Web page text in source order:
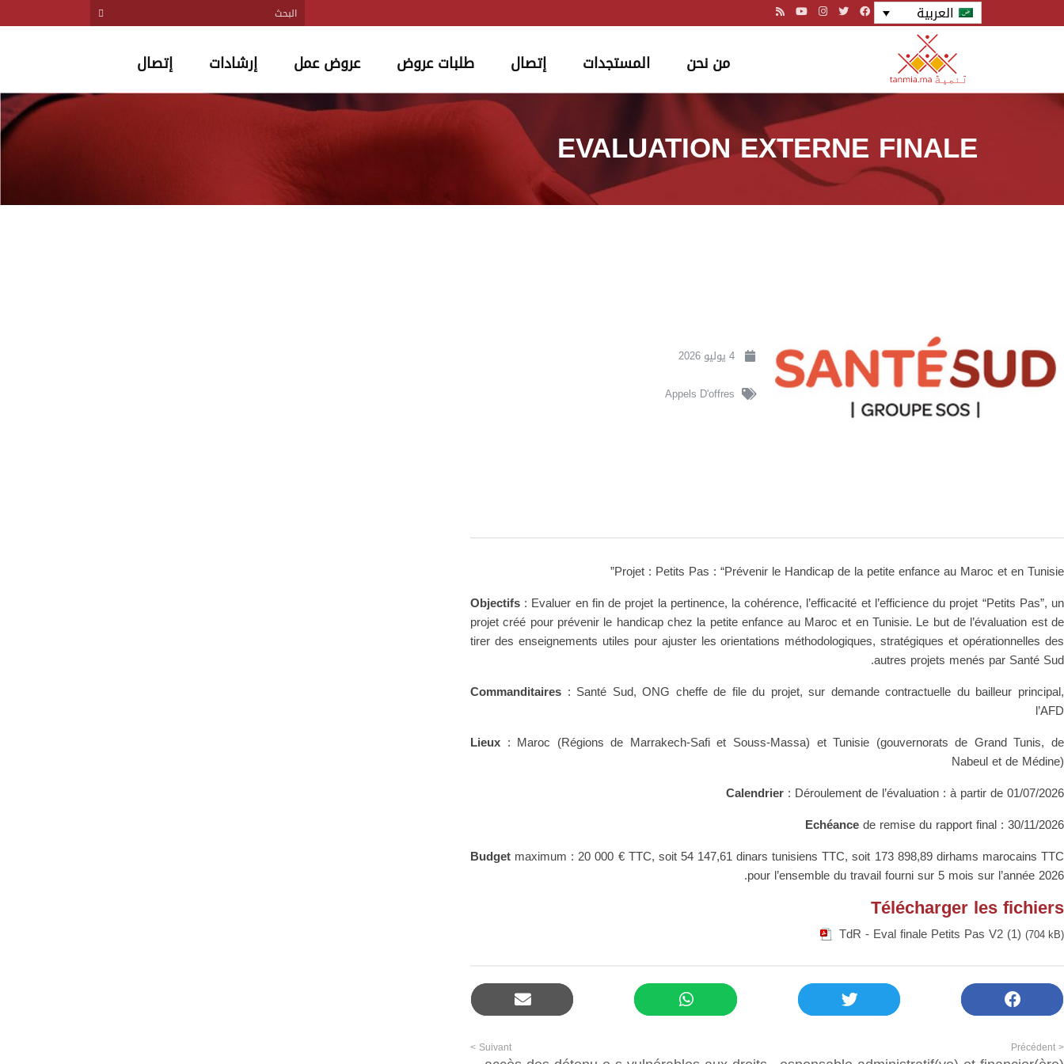
العربية
من نحن المستجدات إتصال طلبات عروض عروض عمل إرشادات إتصال
EVALUATION EXTERNE FINALE
4 يوليو 2026
Appels D'offres
Projet : Petits Pas : “Prévenir le Handicap de la petite enfance au Maroc et en Tunisie”
Objectifs : Evaluer en fin de projet la pertinence, la cohérence, l’efficacité et l’efficience du projet “Petits Pas”, un
projet créé pour prévenir le handicap chez la petite enfance au Maroc et en Tunisie. Le but de l’évaluation est de
tirer des enseignements utiles pour ajuster les orientations méthodologiques, stratégiques et opérationnelles des
autres projets menés par Santé Sud.
Commanditaires : Santé Sud, ONG cheffe de file du projet, sur demande contractuelle du bailleur principal,
l’AFD
Lieux : Maroc (Régions de Marrakech-Safi et Souss-Massa) et Tunisie (gouvernorats de Grand Tunis, de
Nabeul et de Médine)
Calendrier : Déroulement de l’évaluation : à partir de 01/07/2026
Echéancede remise du rapport final : 30/11/2026
Budget maximum : 20 000 € TTC, soit 54 147,61 dinars tunisiens TTC, soit 173 898,89 dirhams marocains TTC
pour l’ensemble du travail fourni sur 5 mois sur l’année 2026.
Télécharger les fichiers
TdR - Eval finale Petits Pas V2 (1) (704 kB)
< Précédent
Suivant >